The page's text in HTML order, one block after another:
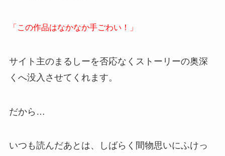
「この作品はなかなか手ごわい！」
サイト主のまるしーを否応なくストーリーの奥深
くへ没入させてくれます。
だから…
いつも読んだあとは、しばらく間物思いにふけっ